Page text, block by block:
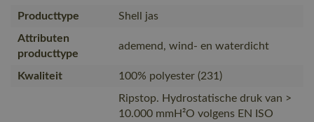
Producttype
Shell jas
Attributen
producttype
ademend, wind- en waterdicht
Kwaliteit 100% polyester (231)
Ripstop. Hydrostatische druk van >
10.000 mmH²O volgens EN ISO